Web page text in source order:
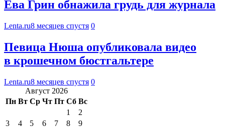
Ева Грин обнажила грудь для журнала
Lenta.ru8 месяцев спустя 0
Певица Нюша опубликовала видео
в крошечном бюстгальтере
Lenta.ru8 месяцев спустя 0
Август 2026
Пн Вт Ср Чт Пт Сб Вс
1
2
3
4 5 6 7 8
9